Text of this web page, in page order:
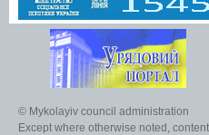
© Mykolayiv council administration
Except where otherwise noted,